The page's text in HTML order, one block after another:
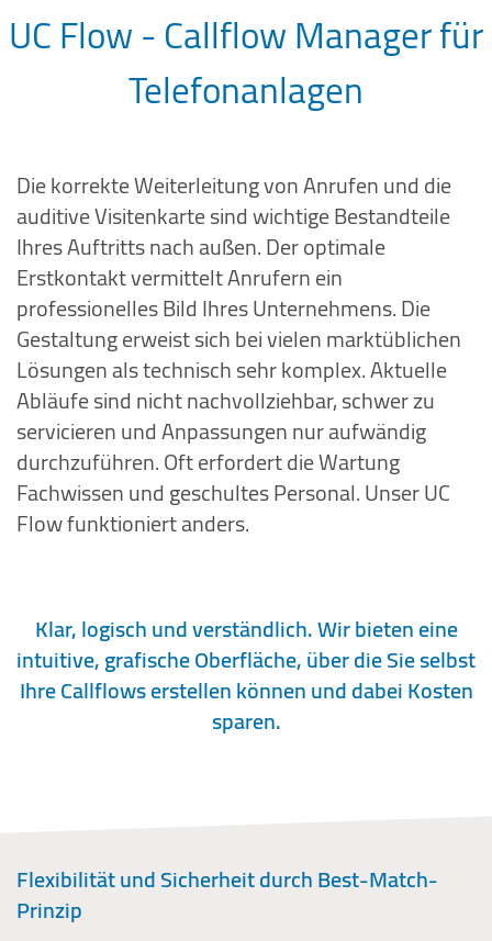
UC Flow - Callflow Manager für
Telefonanlagen
Die korrekte Weiterleitung von Anrufen und die
auditive Visitenkarte sind wichtige Bestandteile
Ihres Auftritts nach außen. Der optimale
Erstkontakt vermittelt Anrufern ein
professionelles Bild Ihres Unternehmens. Die
Gestaltung erweist sich bei vielen marktüblichen
Lösungen als technisch sehr komplex. Aktuelle
Abläufe sind nicht nachvollziehbar, schwer zu
servicieren und Anpassungen nur aufwändig
durchzuführen. Oft erfordert die Wartung
Fachwissen und geschultes Personal. Unser UC
Flow funktioniert anders.
Klar, logisch und verständlich. Wir bieten eine
intuitive, grafische Oberfläche, über die Sie selbst
Ihre Callflows erstellen können und dabei Kosten
sparen.
Flexibilität und Sicherheit durch Best-Match-
Prinzip